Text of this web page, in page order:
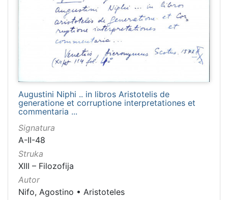
Augustini Niphi .. in libros Aristotelis de
generatione et corruptione interpretationes et
commentaria ...
Signatura
A-II-48
Struka
XIII – Filozofija
Autor
Nifo, Agostino • Aristoteles